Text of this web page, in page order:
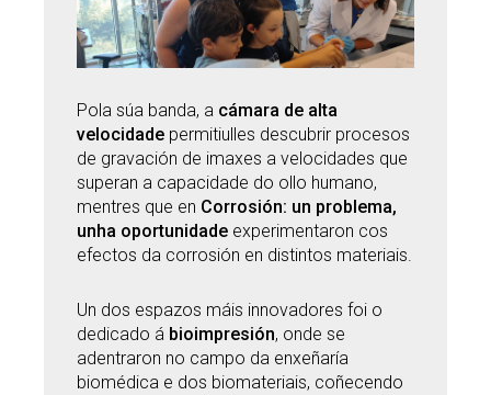
Pola súa banda, a cámara de alta
velocidade permitiulles descubrir procesos
de gravación de imaxes a velocidades que
superan a capacidade do ollo humano,
mentres que en Corrosión: un problema,
unha oportunidade experimentaron cos
efectos da corrosión en distintos materiais.
Un dos espazos máis innovadores foi o
dedicado á bioimpresión, onde se
adentraron no campo da enxeñaría
biomédica e dos biomateriais, coñecendo